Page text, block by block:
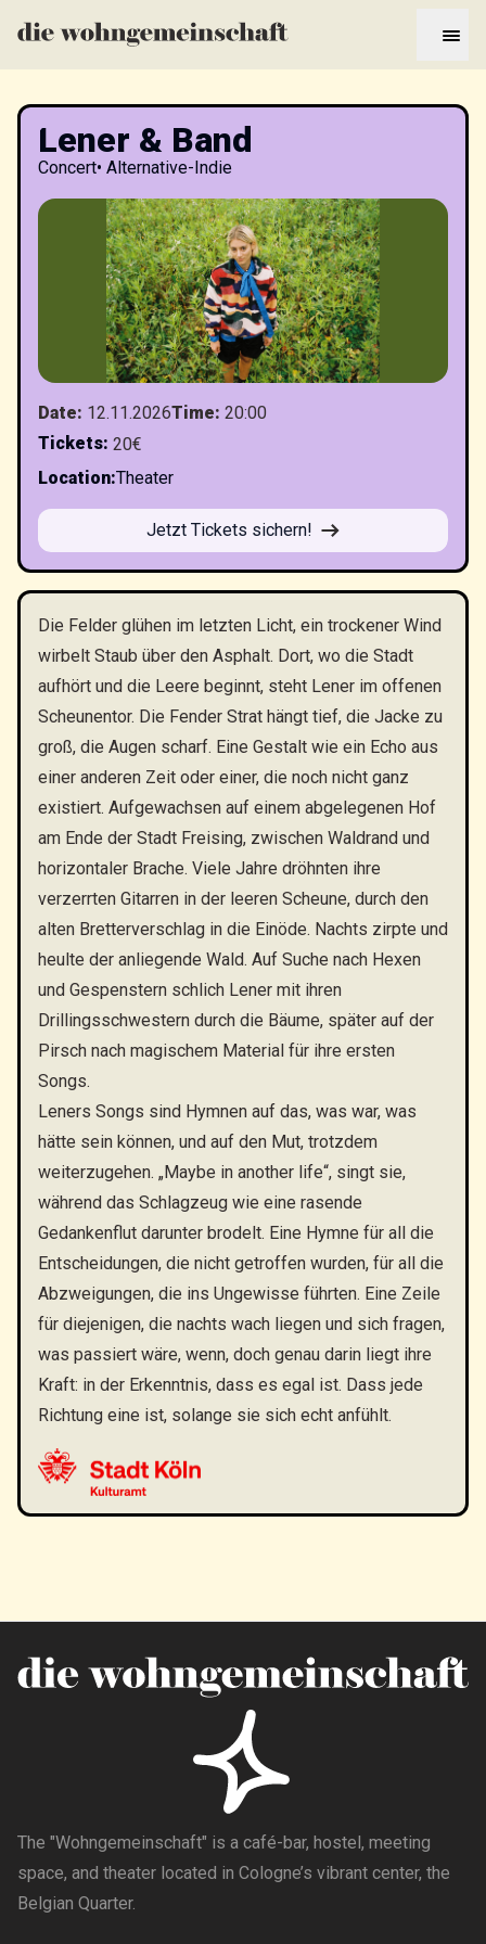
Lener & Band
Concert• Alternative-Indie
Date: 12.11.2026Time: 20:00
Tickets: 20€
Location:Theater
Jetzt Tickets sichern!
Die Felder glühen im letzten Licht, ein trockener Wind
wirbelt Staub über den Asphalt. Dort, wo die Stadt
aufhört und die Leere beginnt, steht Lener im offenen
Scheunentor. Die Fender Strat hängt tief, die Jacke zu
groß, die Augen scharf. Eine Gestalt wie ein Echo aus
einer anderen Zeit oder einer, die noch nicht ganz
existiert. Aufgewachsen auf einem abgelegenen Hof
am Ende der Stadt Freising, zwischen Waldrand und
horizontaler Brache. Viele Jahre dröhnten ihre
verzerrten Gitarren in der leeren Scheune, durch den
alten Bretterverschlag in die Einöde. Nachts zirpte und
heulte der anliegende Wald. Auf Suche nach Hexen
und Gespenstern schlich Lener mit ihren
Drillingsschwestern durch die Bäume, später auf der
Pirsch nach magischem Material für ihre ersten
Songs.
Leners Songs sind Hymnen auf das, was war, was
hätte sein können, und auf den Mut, trotzdem
weiterzugehen. „Maybe in another life“, singt sie,
während das Schlagzeug wie eine rasende
Gedankenflut darunter brodelt. Eine Hymne für all die
Entscheidungen, die nicht getroffen wurden, für all die
Abzweigungen, die ins Ungewisse führten. Eine Zeile
für diejenigen, die nachts wach liegen und sich fragen,
was passiert wäre, wenn, doch genau darin liegt ihre
Kraft: in der Erkenntnis, dass es egal ist. Dass jede
Richtung eine ist, solange sie sich echt anfühlt.
The "Wohngemeinschaft" is a café-bar, hostel, meeting
space, and theater located in Cologne’s vibrant center, the
Belgian Quarter.